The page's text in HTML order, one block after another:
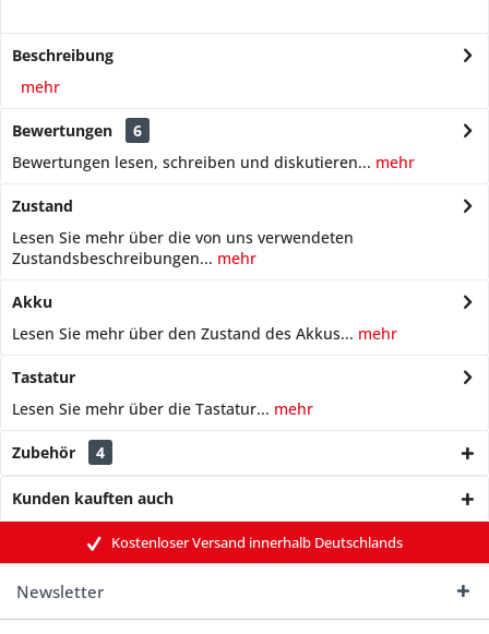
Beschreibung
mehr
Bewertungen
6
Bewertungen lesen, schreiben und diskutieren... mehr
Zustand
Lesen Sie mehr über die von uns verwendeten
Zustandsbeschreibungen... mehr
Akku
Lesen Sie mehr über den Zustand des Akkus... mehr
Tastatur
Lesen Sie mehr über die Tastatur... mehr
Zubehör 4
Kunden kauften auch
Kostenloser Versand innerhalb Deutschlands
Newsletter